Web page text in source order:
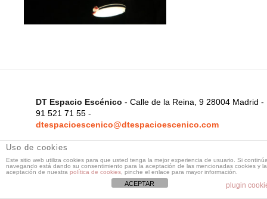
DT Espacio Escénico - Calle de la Reina, 9 28004 Madrid -
91 521 71 55 -
dtespacioescenico@dtespacioescenico.com
Uso de cookies
Este sitio web utiliza cookies para que usted tenga la mejor experiencia de usuario. Si
navegando está dando su consentimiento para la aceptación de las mencionadas cookies y la
aceptación de nuestra política de cookies , pinche el enlace para mayor información.
plugin
ACEPTAR